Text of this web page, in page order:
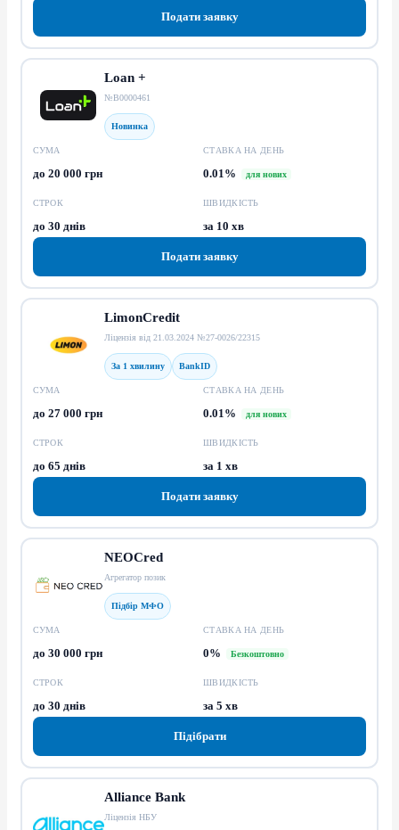
Подати заявку
Loan +
№В0000461
Новинка
СУМА
до 20 000 грн
СТАВКА НА ДЕНЬ
0.01% для нових
СТРОК
до 30 днів
ШВИДКІСТЬ
за 10 хв
Подати заявку
LimonCredit
Ліцензія від 21.03.2024 №27-0026/22315
За 1 хвилину BankID
СУМА
до 27 000 грн
СТАВКА НА ДЕНЬ
0.01% для нових
СТРОК
до 65 днів
ШВИДКІСТЬ
за 1 хв
Подати заявку
NEOCred
Агрегатор позик
Підбір МФО
СУМА
до 30 000 грн
СТАВКА НА ДЕНЬ
0% Безкоштовно
СТРОК
до 30 днів
ШВИДКІСТЬ
за 5 хв
Підібрати
Alliance Bank
Ліцензія НБУ